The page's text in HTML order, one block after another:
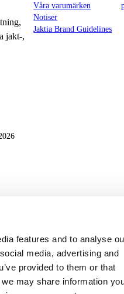
features and to analyse
media, advertising and
provided to them or that
may share information
jakt-,
Våra varumärken
Notiser
Jaktia Brand Guidelines